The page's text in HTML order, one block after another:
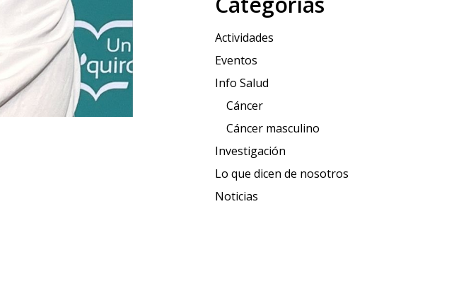
Actividades
Eventos
Info Salud
Cáncer
Cáncer masculino
Investigación
Lo que dicen de nosotros
Noticias